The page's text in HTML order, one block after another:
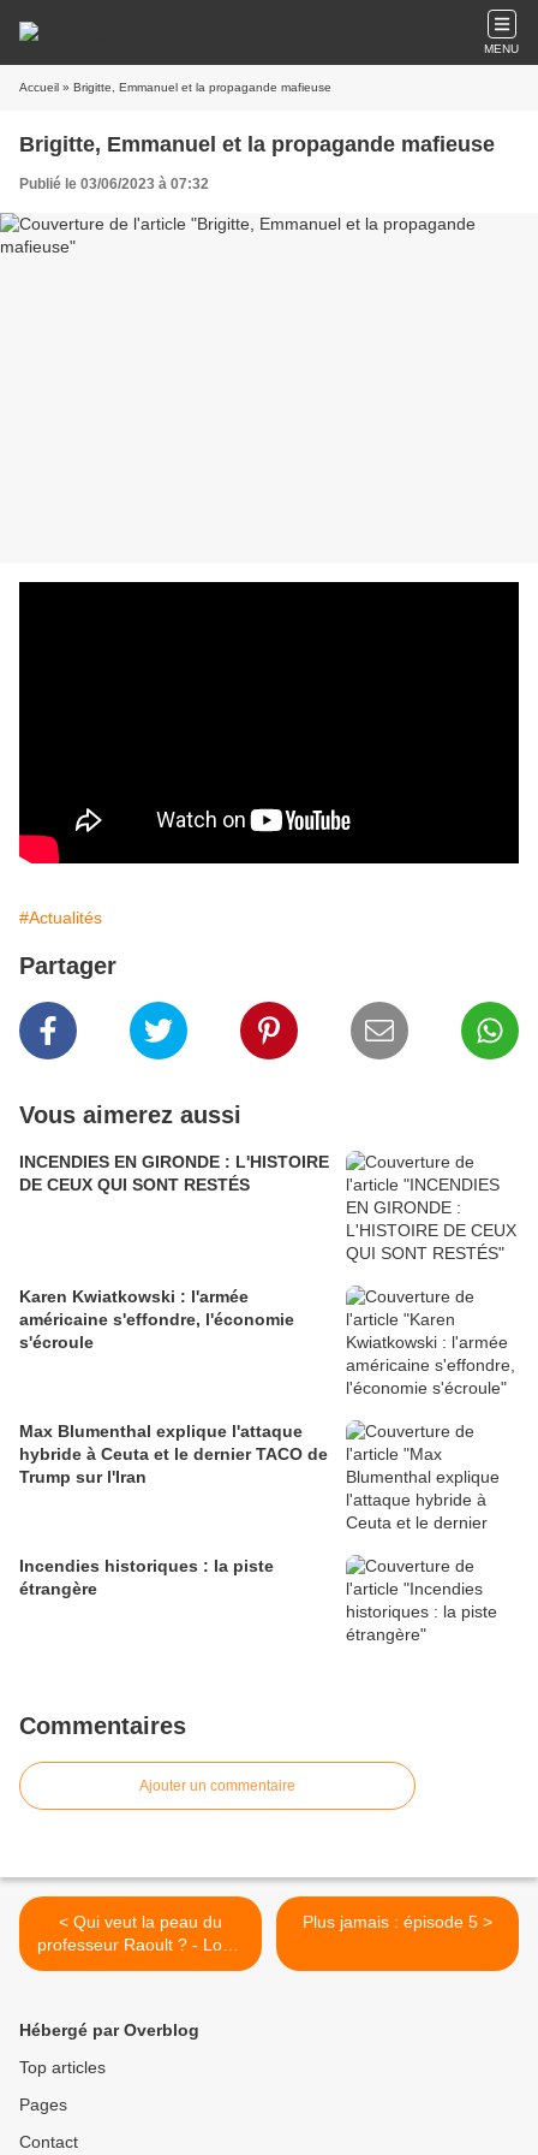
MENU
Accueil » Brigitte, Emmanuel et la propagande mafieuse
Brigitte, Emmanuel et la propagande mafieuse
Publié le 03/06/2023 à 07:32
#Actualités
Partager
Vous aimerez aussi
INCENDIES EN GIRONDE : L'HISTOIRE
DE CEUX QUI SONT RESTÉS
Karen Kwiatkowski : l'armée
américaine s'effondre, l'économie
s'écroule
Max Blumenthal explique l'attaque
hybride à Ceuta et le dernier TACO de
Trump sur l'Iran
Incendies historiques : la piste
étrangère
Commentaires
Ajouter un commentaire
< Qui veut la peau du
professeur Raoult ? - Louis
Fouché et Claude
Plus jamais : épisode 5 >
Hébergé par Overblog
Top articles
Pages
Contact